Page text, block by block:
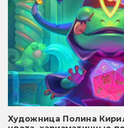
Художница Полина